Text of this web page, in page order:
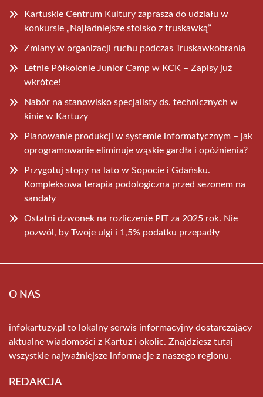
Kartuskie Centrum Kultury zaprasza do udziału w
konkursie „Najładniejsze stoisko z truskawką”
Zmiany w organizacji ruchu podczas Truskawkobrania
Letnie Półkolonie Junior Camp w KCK – Zapisy już
wkrótce!
Nabór na stanowisko specjalisty ds. technicznych w
kinie w Kartuzy
Planowanie produkcji w systemie informatycznym – jak
oprogramowanie eliminuje wąskie gardła i opóźnienia?
Przygotuj stopy na lato w Sopocie i Gdańsku.
Kompleksowa terapia podologiczna przed sezonem na
sandały
Ostatni dzwonek na rozliczenie PIT za 2025 rok. Nie
pozwól, by Twoje ulgi i 1,5% podatku przepadły
O NAS
infokartuzy.pl to lokalny serwis informacyjny dostarczający
aktualne wiadomości z Kartuz i okolic. Znajdziesz tutaj
wszystkie najważniejsze informacje z naszego regionu.
REDAKCJA